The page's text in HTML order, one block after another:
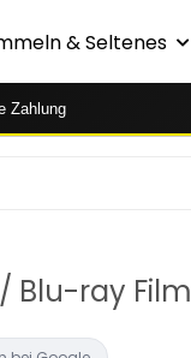
& Seltenes
Zahlung
Blu-ray Film